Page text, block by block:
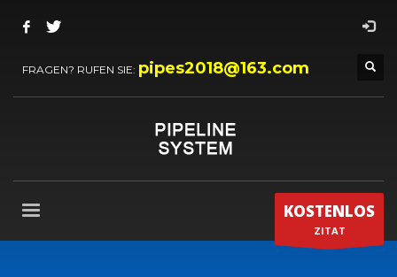
FRAGEN? RUFEN SIE: pipes2018@163.com
KOSTENLOS
ZITAT